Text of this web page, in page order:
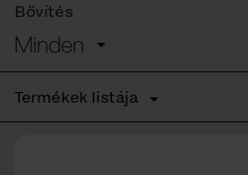
Bővítés
Minden
Termékek listája